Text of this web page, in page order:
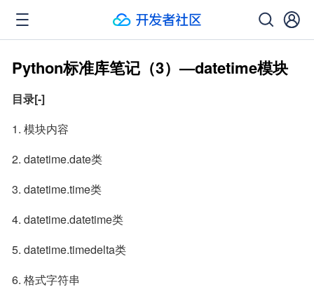
Python标准库笔记（3）—datetime模块
目录[-]
1. 模块内容
2. datetime.date类
3. datetime.time类
4. datetime.datetime类
5. datetime.timedelta类
6. 格式字符串